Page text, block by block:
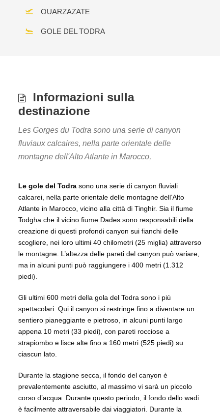
OUARZAZATE
GOLE DEL TODRA
Informazioni sulla
destinazione
Les Gorges du Todra sono una serie di canyon
fluviaux calcaires, nella parte orientale delle
montagne dell'Alto Atlante in Marocco,
Le gole del Todra sono una serie di canyon fluviali
calcarei, nella parte orientale delle montagne dell’Alto
Atlante in Marocco, vicino alla città di Tinghir. Sia il fiume
Todgha che il vicino fiume Dades sono responsabili della
creazione di questi profondi canyon sui fianchi delle
scogliere, nei loro ultimi 40 chilometri (25 miglia) attraverso
le montagne. L’altezza delle pareti del canyon può variare,
ma in alcuni punti può raggiungere i 400 metri (1.312
piedi).
Gli ultimi 600 metri della gola del Todra sono i più
spettacolari. Qui il canyon si restringe fino a diventare un
sentiero pianeggiante e pietroso, in alcuni punti largo
appena 10 metri (33 piedi), con pareti rocciose a
strapiombo e lisce alte fino a 160 metri (525 piedi) su
ciascun lato.
Durante la stagione secca, il fondo del canyon è
prevalentemente asciutto, al massimo vi sarà un piccolo
corso d’acqua. Durante questo periodo, il fondo dello wadi
è facilmente attraversabile dai viaggiatori. Durante la